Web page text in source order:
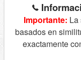
Importante: La
basados en
exactamente